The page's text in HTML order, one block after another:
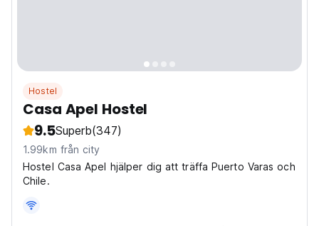
Hostel
Casa Apel Hostel
9.5Superb(347)
1.99km från city
Hostel Casa Apel hjälper dig att träffa Puerto Varas och
Chile.